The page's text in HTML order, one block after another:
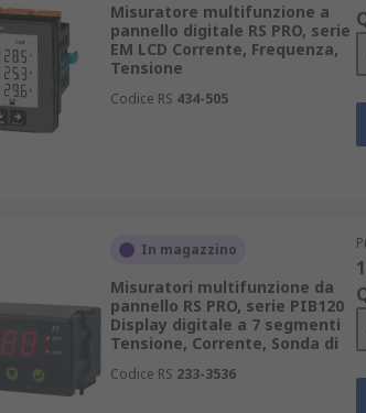
trovano impiego in diversi
il nostro
catalogo strumenti per il
Misuratore multifunzione a
pannello digitale RS PRO, serie
EM LCD Corrente, Frequenza,
Tensione
Codice RS 434-505
In magazzino
Misuratori multifunzione da
pannello RS PRO, serie PIB120
Display digitale a 7 segmenti
Tensione, Corrente, Sonda di
Codice RS 233-3536